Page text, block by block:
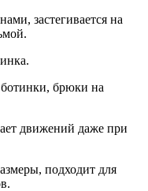
застегивается на
брюки на
движений даже при
подходит для